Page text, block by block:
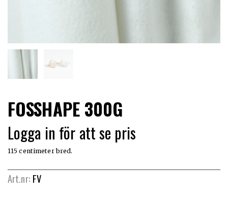
FOSSHAPE 300G
Logga in för att se pris
115 centimeter bred.
Art.nr: FV